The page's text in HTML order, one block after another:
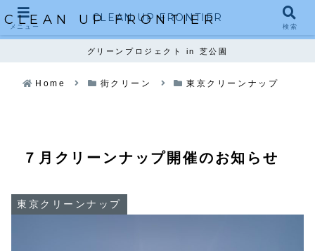
CLEAN UP FRONTIER
グリーンプロジェクト in 芝公園
Home 街クリーン 東京クリーンナップ
７月クリーンナップ開催のお知らせ
東京クリーンナップ
メニュー
CLEAN UP FRONTIER
検索